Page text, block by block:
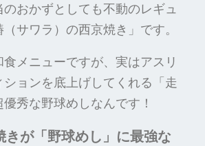
おかずとしても不動のレギュ
サワラ）の西京焼き」です。
メニューですが、実はアスリ
ョンを底上げしてくれる「走
秀な野球めしなんです！
きが「野球めし」に最強な